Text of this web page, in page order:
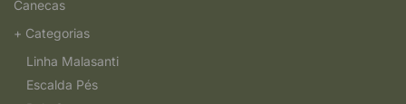
Canecas
+ Categorias
Linha Malasanti
Escalda Pés